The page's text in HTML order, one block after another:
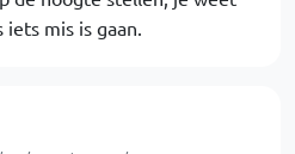
mis is gaan.